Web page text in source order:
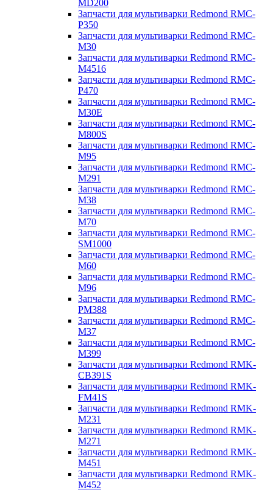
MD200
Запчасти для мультиварки Redmond RMC-
P350
Запчасти для мультиварки Redmond RMC-
M30
Запчасти для мультиварки Redmond RMC-
M4516
Запчасти для мультиварки Redmond RMC-
P470
Запчасти для мультиварки Redmond RMC-
M30E
Запчасти для мультиварки Redmond RMC-
M800S
Запчасти для мультиварки Redmond RMC-
M95
Запчасти для мультиварки Redmond RMC-
M291
Запчасти для мультиварки Redmond RMC-
M38
Запчасти для мультиварки Redmond RMC-
M70
Запчасти для мультиварки Redmond RMC-
SM1000
Запчасти для мультиварки Redmond RMC-
M60
Запчасти для мультиварки Redmond RMC-
M96
Запчасти для мультиварки Redmond RMC-
PM388
Запчасти для мультиварки Redmond RMC-
M37
Запчасти для мультиварки Redmond RMC-
M399
Запчасти для мультиварки Redmond RMK-
CB391S
Запчасти для мультиварки Redmond RMK-
FM41S
Запчасти для мультиварки Redmond RMK-
M231
Запчасти для мультиварки Redmond RMK-
M271
Запчасти для мультиварки Redmond RMK-
M451
Запчасти для мультиварки Redmond RMK-
M452